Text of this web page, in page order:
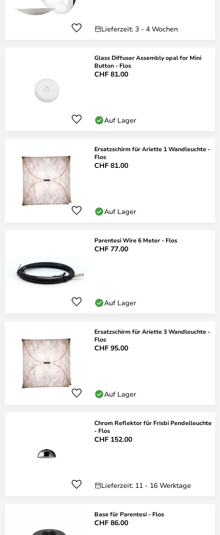
Lieferzeit: 3 - 4 Wochen
Glass Diffuser Assembly opal for Mini
Button - Flos
CHF 81.00
Auf Lager
Ersatzschirm für Ariette 1 Wandleuchte -
Flos
CHF 81.00
Auf Lager
Parentesi Wire 6 Meter - Flos
CHF 77.00
Auf Lager
Ersatzschirm für Ariette 3 Wandleuchte -
Flos
CHF 95.00
Auf Lager
Chrom Reflektor für Frisbi Pendelleuchte
- Flos
CHF 152.00
Lieferzeit: 11 - 16 Werktage
Base für Parentesi - Flos
CHF 86.00